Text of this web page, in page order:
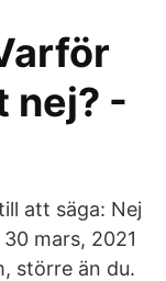
nej? -
att säga: Nej
mars, 2021
större än du.